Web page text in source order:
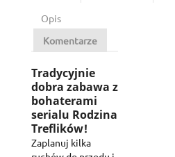
Opis
Komentarze
Tradycyjnie
dobra zabawa z
bohaterami
serialu Rodzina
Treflików!
Zaplanuj kilka